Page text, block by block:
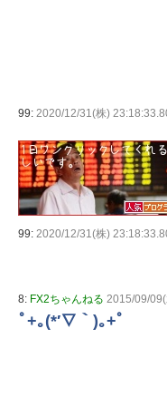
99: 2020/12/31(株)
99: 2020/12/31(株)
8: FX2ちゃんねる 2015/09/
ﾟ+｡(*′∇｀)｡+ﾟ